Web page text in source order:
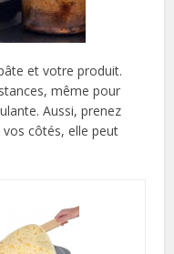
et votre produit.
même pour
Aussi, prenez
vos côtés, elle peut